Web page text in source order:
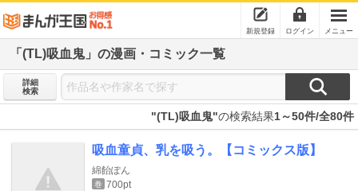
新規登録 ログイン メニュー
「(TL)吸血鬼」の漫画・コミック一覧
詳細
検索
"(TL)吸血鬼"の検索結果1～50件/全80件
吸血童貞、乳を吸う。【コミックス版】
綿飴ぽん
巻 700pt